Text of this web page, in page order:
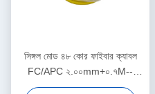
সিঙ্গল মোড ৪৮ কোর ফাইবার ক্যাবল
FC/APC ২.০০mm+০.৭M--
SC/APC ২.০০mm+০.৭M